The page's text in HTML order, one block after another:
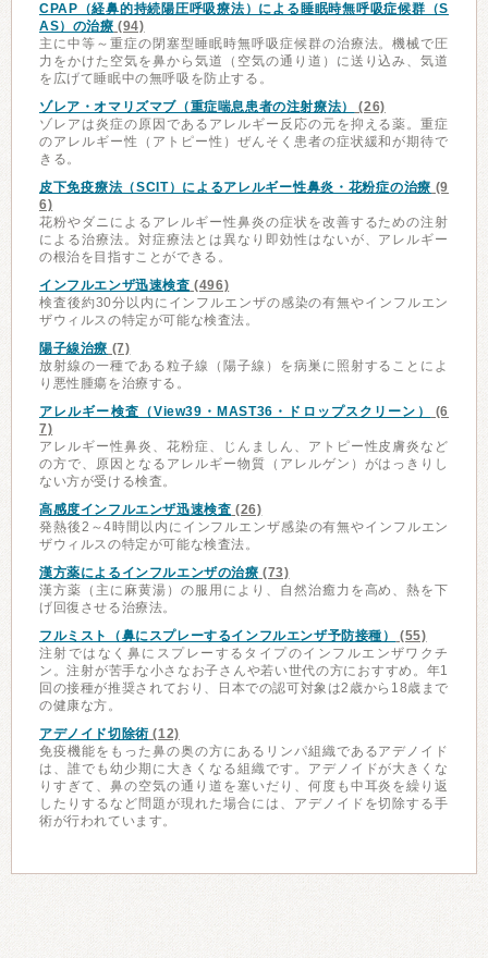
CPAP（経鼻的持続陽圧呼吸療法）による睡眠時無呼吸症候群（S
AS）の治療 (94)
主に中等～重症の閉塞型睡眠時無呼吸症候群の治療法。機械で圧
力をかけた空気を鼻から気道（空気の通り道）に送り込み、気道
を広げて睡眠中の無呼吸を防止する。
ゾレア・オマリズマブ（重症喘息患者の注射療法）
(26)
ゾレアは炎症の原因であるアレルギー反応の元を抑える薬。重症
のアレルギー性（アトピー性）ぜんそく患者の症状緩和が期待で
きる。
皮下免疫療法（SCIT）によるアレルギー性鼻炎・花粉症の治療 (9
6)
花粉やダニによるアレルギー性鼻炎の症状を改善するための注射
による治療法。対症療法とは異なり即効性はないが、アレルギー
の根治を目指すことができる。
インフルエンザ迅速検査 (496)
検査後約30分以内にインフルエンザの感染の有無やインフルエン
ザウィルスの特定が可能な検査法。
陽子線治療 (7)
放射線の一種である粒子線（陽子線）を病巣に照射することによ
り悪性腫瘍を治療する。
アレルギー検査（View39・MAST36・ドロップスクリーン）
(6
7)
アレルギー性鼻炎、花粉症、じんましん、アトピー性皮膚炎など
の方で、原因となるアレルギー物質（アレルゲン）がはっきりし
ない方が受ける検査。
高感度インフルエンザ迅速検査 (26)
発熱後2～4時間以内にインフルエンザ感染の有無やインフルエン
ザウィルスの特定が可能な検査法。
漢方薬によるインフルエンザの治療 (73)
漢方薬（主に麻黄湯）の服用により、自然治癒力を高め、熱を下
げ回復させる治療法。
フルミスト（鼻にスプレーするインフルエンザ予防接種）
(55)
注射ではなく鼻にスプレーするタイプのインフルエンザワクチ
ン。注射が苦手な小さなお子さんや若い世代の方におすすめ。年1
回の接種が推奨されており、日本での認可対象は2歳から18歳まで
の健康な方。
アデノイド切除術 (12)
免疫機能をもった鼻の奥の方にあるリンパ組織であるアデノイド
は、誰でも幼少期に大きくなる組織です。アデノイドが大きくな
りすぎて、鼻の空気の通り道を塞いだり、何度も中耳炎を繰り返
したりするなど問題が現れた場合には、アデノイドを切除する手
術が行われています。